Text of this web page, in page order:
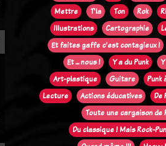
Mettre
T'la Ton Rok
Illustrations
Cartographie
Et faites gaffe c'est contagieux !
Et ... nous !
Y a du Punk
Art-plastique
Guitare Punk
Lecture
Actions éducatives
De
Toute une cargaison de
Du classique ! Mais Rock-